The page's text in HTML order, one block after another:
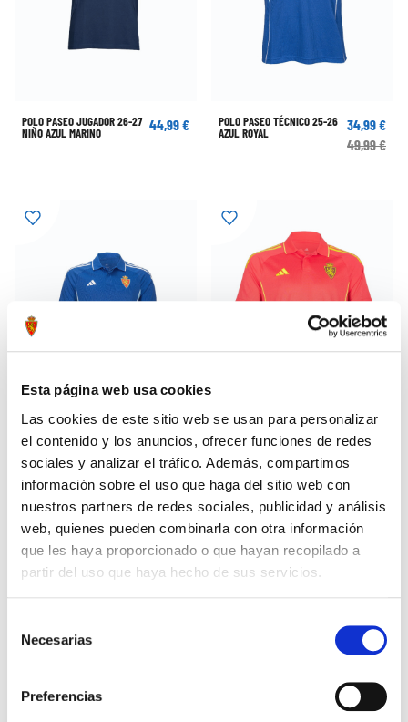
Esta página web usa cookies
Las cookies de este sitio web se usan para personalizar
el contenido y los anuncios, ofrecer funciones de redes
sociales y analizar el tráfico. Además, compartimos
información sobre el uso que haga del sitio web con
nuestros partners de redes sociales, publicidad y análisis
web, quienes pueden combinarla con otra información
que les haya proporcionado o que hayan recopilado a
partir del uso que haya hecho de sus servicios.
Necesarias
Preferencias
POLO PASEO JUGADOR 26-27
NIÑO AZUL MARINO
44,99 €
POLO PASEO TÉCNICO 25-26
AZUL ROYAL
34,99 €
49,99 €
POLO PASEO TÉCNICO 25-26
NIÑO AZUL ROYAL
31,49 €
44,99 €
POLO PASEO JUGADOR 25-26 34,99 €
49,99 €